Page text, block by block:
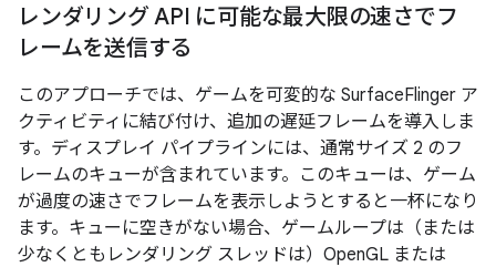
レンダリング API に可能な最大限の速さでフ
レームを送信する
このアプローチでは、ゲームを可変的な SurfaceFlinger ア
クティビティに結び付け、追加の遅延フレームを導入しま
す。ディスプレイ パイプラインには、通常サイズ 2 のフ
レームのキューが含まれています。このキューは、ゲーム
が過度の速さでフレームを表示しようとすると一杯になり
ます。キューに空きがない場合、ゲームループは（または
少なくともレンダリング スレッドは）OpenGL または